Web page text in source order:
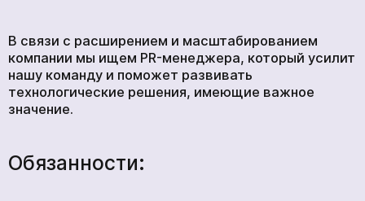
В связи с расширением и масштабированием
компании мы ищем PR-менеджера, который усилит
нашу команду и поможет развивать
технологические решения, имеющие важное
значение.
Обязанности: